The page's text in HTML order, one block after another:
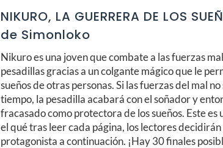
NIKURO, LA GUERRERA DE LOS
de Simonloko
Nikuro es una joven que combate a las fuerzas
pesadillas gracias a un colgante mágico que le
sueños de otras personas. Si las fuerzas del mal
tiempo, la pesadilla acabará con el soñador y
fracasado como protectora de los sueños. Este
el qué tras leer cada página, los lectores
protagonista a continuación. ¡Hay 30 finales